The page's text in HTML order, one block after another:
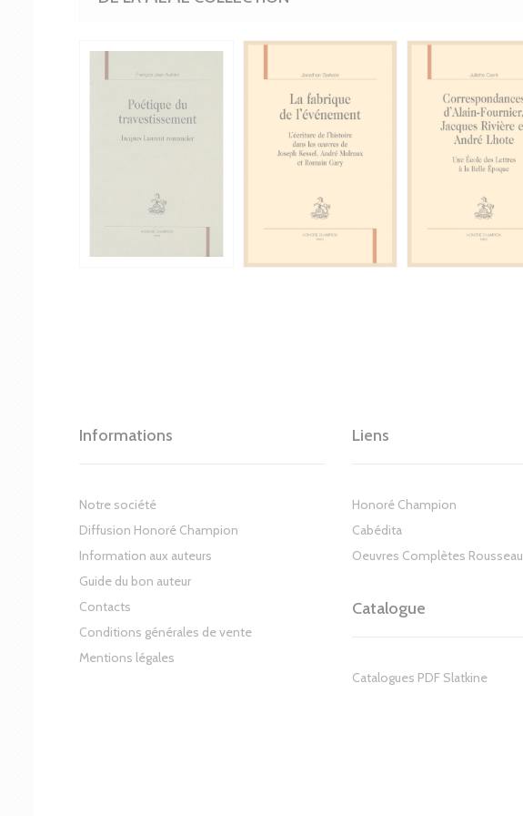
Informations
Notre société
Diffusion Honoré Champion
Information aux auteurs
Guide du bon auteur
Contacts
Conditions générales de vente
Mentions légales
Liens
Honoré Champion
Cabédita
Oeuvres Complètes Rousseau
Catalogue
Catalogues PDF Slatkine